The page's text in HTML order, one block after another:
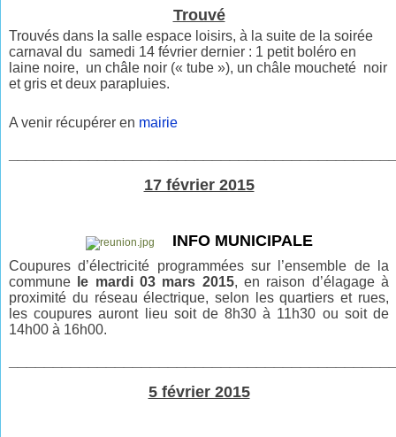
Trouvé
Trouvés dans la salle espace loisirs, à la suite de la soirée
carnaval du samedi 14 février dernier : 1 petit boléro en
laine noire, un châle noir (« tube »), un châle moucheté noir
et gris et deux parapluies.
A venir récupérer en mairie
17 février 2015
INFO MUNICIPALE
Coupures d’électricité programmées sur l’ensemble de la
commune
le mardi 03 mars 2015, en raison d’élagage à
proximité du réseau électrique, selon les quartiers et rues,
les coupures auront lieu soit de 8h30 à 11h30 ou soit de
14h00 à 16h00.
5 février 2015